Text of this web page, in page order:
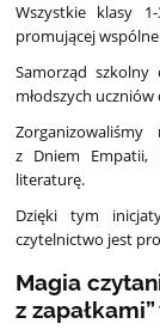
Wszystkie klasy
promującej
Samorząd szkolny
młodszych
Zorganizowaliśmy
z Dniem Empatii,
literaturę.
Dzięki tym
czytelnictwo jest
Magia
z